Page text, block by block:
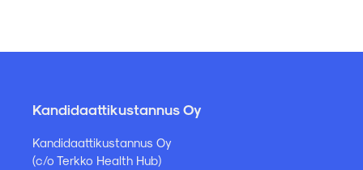
Kandidaattikustannus Oy
Kandidaattikustannus Oy
(c/o Terkko Health Hub)